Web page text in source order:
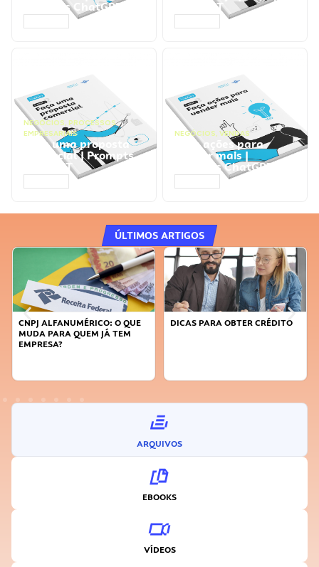
Prompts ChatGPT ChatGPT
NEGÓCIOS, PROCESSOS
EMPRESARIAIS
Faça uma proposta
comercial | Prompts
ChatGPT
NEGÓCIOS, VENDAS
Faça ações para
vender mais |
Prompts ChatGPT
ÚLTIMOS ARTIGOS
DICAS PARA OBTER CRÉDITO
FAÇA A DIFERENÇA: SEJA
ARQUIVOS
EBOOKS
VÍDEOS